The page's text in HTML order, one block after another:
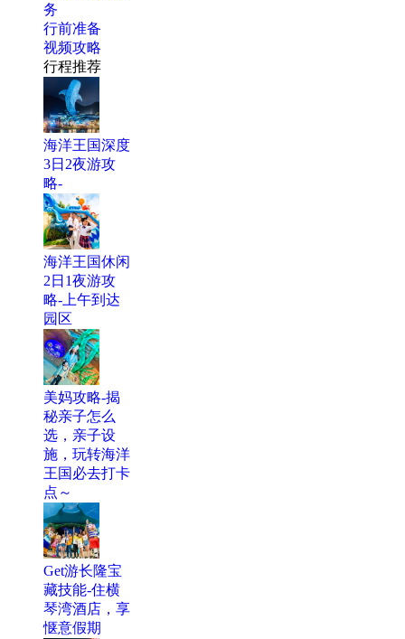
务
行前准备
视频攻略
行程推荐
海洋王国深度
3日2夜游攻
略-
海洋王国休闲
2日1夜游攻
略-上午到达
园区
美妈攻略-揭
秘亲子怎么
选，亲子设
施，玩转海洋
王国必去打卡
点～
Get游长隆宝
藏技能-住横
琴湾酒店，享
惬意假期